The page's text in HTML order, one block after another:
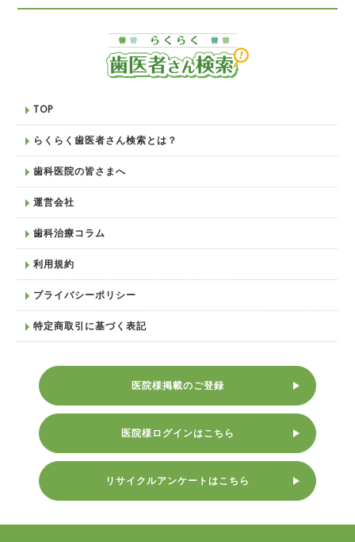
TOP
らくらく歯医者さん検索とは？
歯科医院の皆さまへ
運営会社
歯科治療コラム
利用規約
プライバシーポリシー
特定商取引に基づく表記
医院様掲載のご登録
医院様ログインはこちら
リサイクルアンケートはこちら